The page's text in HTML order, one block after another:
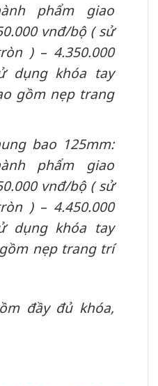
phẩm giao
vnđ/bộ ( sử
) – 4.350.000
dụng khóa tay
gồm nẹp trang
bao 125mm:
phẩm giao
vnđ/bộ ( sử
) – 4.450.000
dụng khóa tay
nẹp trang trí
đầy đủ khóa,